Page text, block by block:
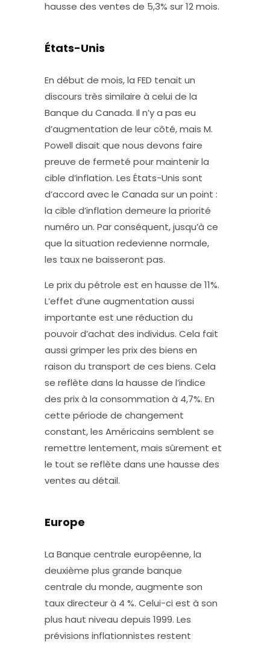
hausse des ventes de 5,3% sur 12 mois.
États-Unis
En début de mois, la FED tenait un
discours très similaire à celui de la
Banque du Canada. Il n’y a pas eu
d’augmentation de leur côté, mais M.
Powell disait que nous devons faire
preuve de fermeté pour maintenir la
cible d’inflation. Les États-Unis sont
d’accord avec le Canada sur un point :
la cible d’inflation demeure la priorité
numéro un. Par conséquent, jusqu’à ce
que la situation redevienne normale,
les taux ne baisseront pas.
Le prix du pétrole est en hausse de 11%.
L’effet d’une augmentation aussi
importante est une réduction du
pouvoir d’achat des individus. Cela fait
aussi grimper les prix des biens en
raison du transport de ces biens. Cela
se reflète dans la hausse de l’indice
des prix à la consommation à 4,7%. En
cette période de changement
constant, les Américains semblent se
remettre lentement, mais sûrement et
le tout se reflète dans une hausse des
ventes au détail.
Europe
La Banque centrale européenne, la
deuxième plus grande banque
centrale du monde, augmente son
taux directeur à 4 %. Celui-ci est à son
plus haut niveau depuis 1999. Les
prévisions inflationnistes restent